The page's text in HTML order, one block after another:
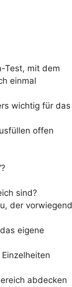
Test, mit dem
einmal
wichtig für das
offen
sind?
der vorwiegend
eigene
abdecken